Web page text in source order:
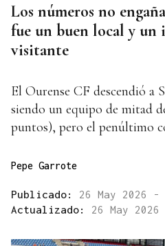
Los números no
fue un buen local y un
visitante
El Ourense CF descendió a
siendo un equipo de mitad
puntos), pero el penúltimo
Pepe Garrote
Publicado: 26 May 2026 -
Actualizado: 26 May